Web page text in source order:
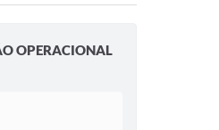
OPERACIONAL